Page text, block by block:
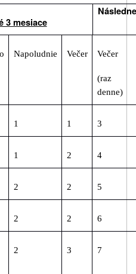
3 mesiace
Následne
Napoludnie Večer Večer
(raz
denne)
1 1 3
1 2 4
2 2 5
2 2 6
2 3 7